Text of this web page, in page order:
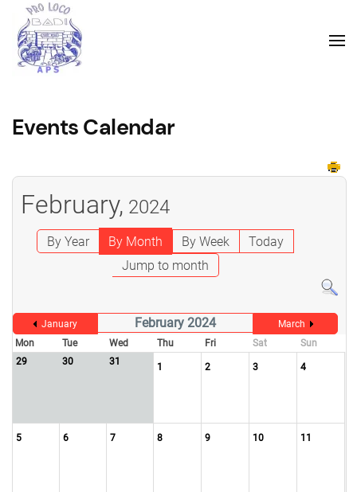
Events Calendar
February, 2024
By Year By Month By Week
Today
Jump to month
January February 2024
March
Mon
Tue Wed Thu Fri Sat
Sun
29
30 31 1 2 3 4
5 6 7 8 9 10 11